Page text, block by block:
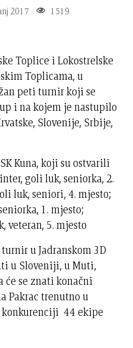
2017 1519
Toplice i Lokostrelske
Toplicama, u
peti turnir koji se
i na kojem je nastupilo
Slovenije, Srbije,
Kuna, koji su ostvarili
goli luk, seniorka, 2.
luk, seniori, 4. mjesto;
1. mjesto;
veteran, 5. mjesto
u Jadranskom 3D
u Sloveniji, u Muti,
će se znati konačni
Pakrac trenutno u
konkurenciji 44 ekipe